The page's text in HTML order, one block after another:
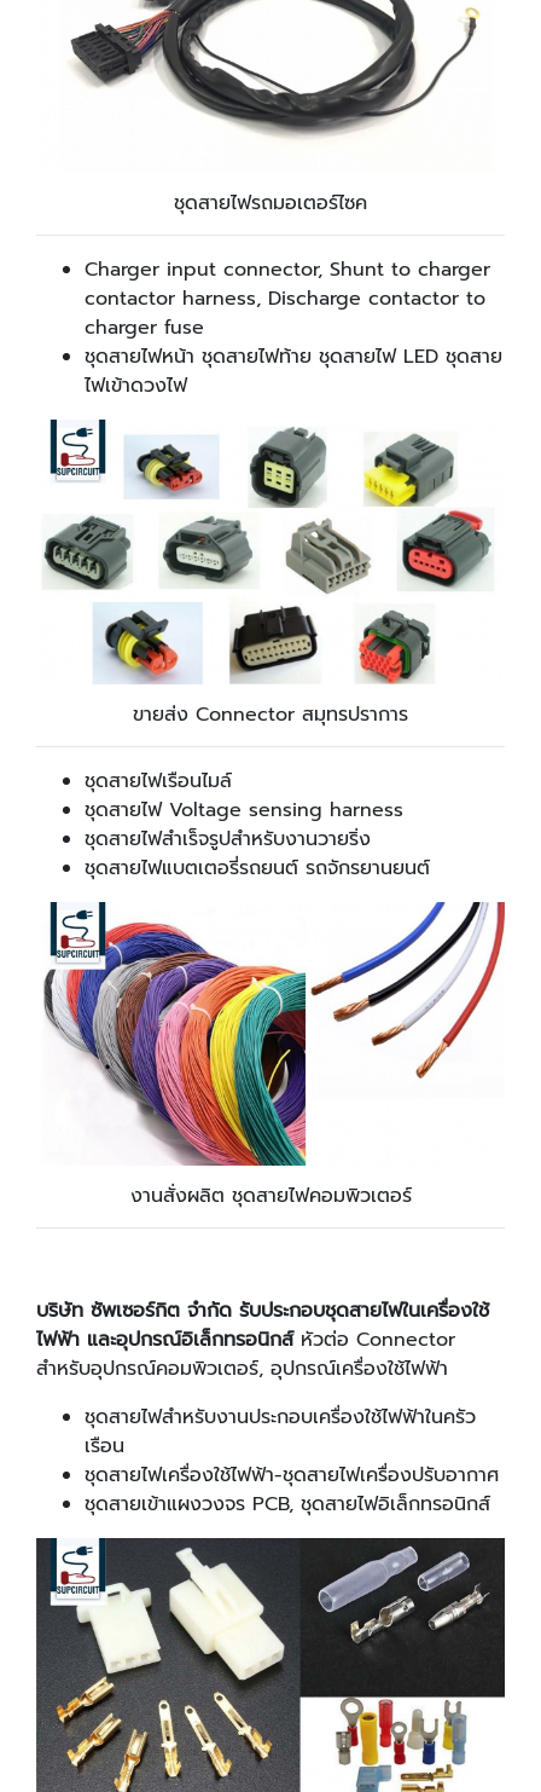
ชุดสายไฟรถมอเตอร์ไซค
Charger input connector, Shunt to charger
contactor harness, Discharge contactor to
charger fuse
ชุดสายไฟหน้า ชุดสายไฟท้าย ชุดสายไฟ LED ชุดสาย
ไฟเข้าดวงไฟ
ขายส่ง Connector สมุทรปราการ
ชุดสายไฟเรือนไมล์
ชุดสายไฟ Voltage sensing harness
ชุดสายไฟสำเร็จรูปสำหรับงานวายริ่ง
ชุดสายไฟแบตเตอรี่รถยนต์ รถจักรยานยนต์
งานสั่งผลิต ชุดสายไฟคอมพิวเตอร์
บริษัท ซัพเซอร์กิต จำกัด รับประกอบชุดสายไฟในเครื่องใช้
ไฟฟ้า และอุปกรณ์อิเล็กทรอนิกส์หัวต่อ Connector
สำหรับอุปกรณ์คอมพิวเตอร์, อุปกรณ์เครื่องใช้ไฟฟ้า
ชุดสายไฟสำหรับงานประกอบเครื่องใช้ไฟฟ้าในครัว
เรือน
ชุดสายไฟเครื่องใช้ไฟฟ้า-ชุดสายไฟเครื่องปรับอากาศ
ชุดสายเข้าแผงวงจร PCB, ชุดสายไฟอิเล็กทรอนิกส์